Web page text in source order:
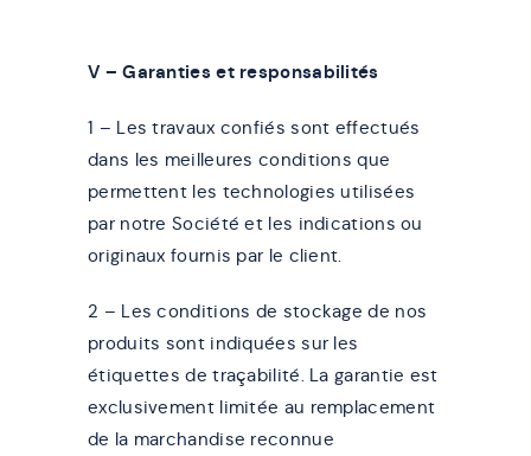
V – Garanties et responsabilités
1 – Les travaux confiés sont effectués
dans les meilleures conditions que
permettent les technologies utilisées
par notre Société et les indications ou
originaux fournis par le client.
2 – Les conditions de stockage de nos
produits sont indiquées sur les
étiquettes de traçabilité. La garantie est
exclusivement limitée au remplacement
de la marchandise reconnue